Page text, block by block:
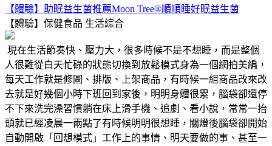
【體驗】助眠益生菌推薦Moon Tree®順順睡好眠益生菌
【體驗】保健食品 生活綜合
現在生活節奏快、壓力大，很多時候不是不想睡，而是整個
人很難從白天忙碌的狀態切換到放鬆模式身為一個網拍美編，
每天工作就是修圖、排版、上架商品，有時候一組商品改來改
去就是好幾個小時下班回到家後，明明身體很累，腦袋卻還停
不下來洗完澡習慣躺在床上滑手機、追劇、看小說，常常一抬
頭就已經凌晨一兩點了有時候明明很想睡，關燈後腦袋卻開始
自動開啟「回想模式」工作上的事情、明天要做的事、甚至一